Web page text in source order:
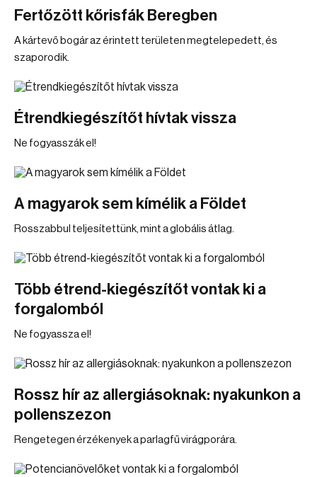
Fertőzött kőrisfák Beregben
A kártevő bogár az érintett területen megtelepedett, és
szaporodik.
Étrendkiegészítőt hívtak vissza
Ne fogyasszák el!
A magyarok sem kímélik a Földet
Rosszabbul teljesítettünk, mint a globális átlag.
Több étrend-kiegészítőt vontak ki a
forgalomból
Ne fogyassza el!
Rossz hír az allergiásoknak: nyakunkon a
pollenszezon
Rengetegen érzékenyek a parlagfű virágporára.